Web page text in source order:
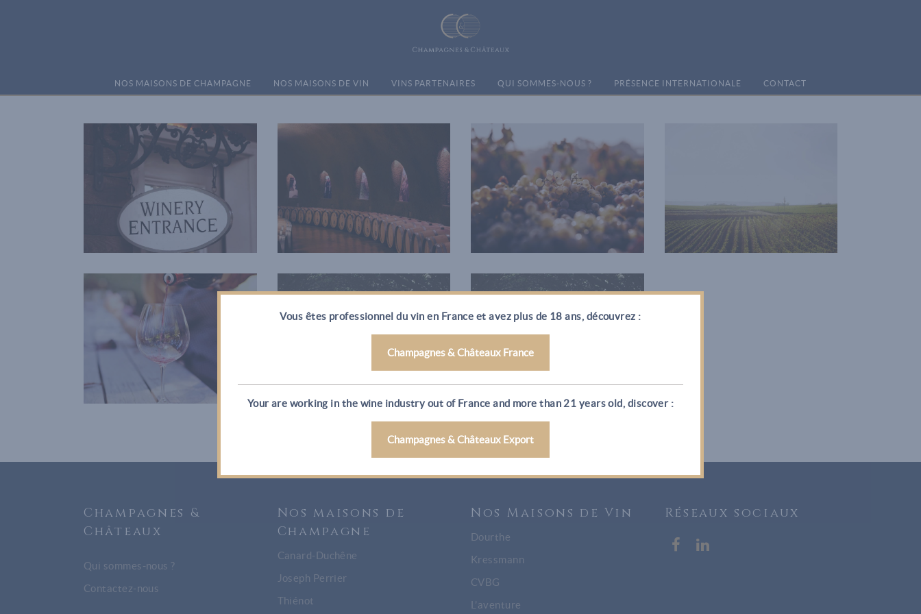
NOS MAISONS DE CHAMPAGNE NOS MAISONS DE VIN VINS PARTENAIRES QUI SOMMES-NOUS ? PRÉSENCE INTERNATIONALE CONTACT
Red Wine
Photography
Green Wine
Photography
Wineyards
Photography
Champagnes &
Châteaux
Qui sommes-nous ?
Contactez-nous
Nos maisons de
Champagne
Canard-Duchêne
Joseph Perrier
Thiénot
Nos Maisons de Vin
Dourthe
Kressmann
CVBG
L’aventure
Réseaux sociaux
Vous êtes professionnel du vin en France et avez plus de 18 ans, découvrez :
Champagnes & Châteaux France
Your are working in the wine industry out of France and more than 21 years old, discover :
Champagnes & Châteaux Export